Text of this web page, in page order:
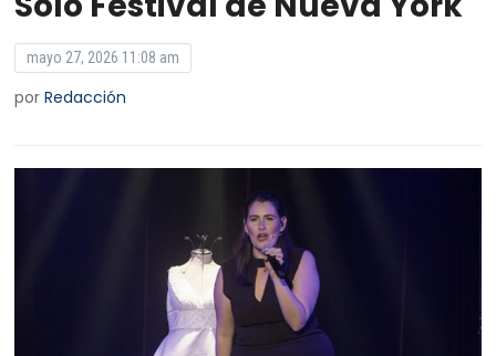
mayo 27, 2026 11:08 am
porRedacción